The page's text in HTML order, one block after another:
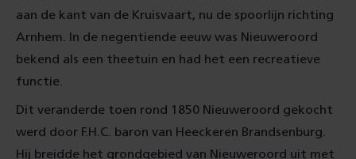
aan de kant van de Kruisvaart, nu de spoorlijn richting
Arnhem. In de negentiende eeuw was Nieuweroord
bekend als een theetuin en had het een recreatieve
functie.
Dit veranderde toen rond 1850 Nieuweroord gekocht
werd door F.H.C. baron van Heeckeren Brandsenburg.
Hij breidde het grondgebied van Nieuweroord uit met